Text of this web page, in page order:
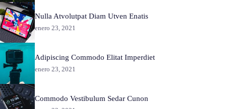
Nulla Atvolutpat Diam Utven Enatis
enero 23, 2021
Adipiscing Commodo Elitat Imperdiet
enero 23, 2021
Commodo Vestibulum Sedar Cunon